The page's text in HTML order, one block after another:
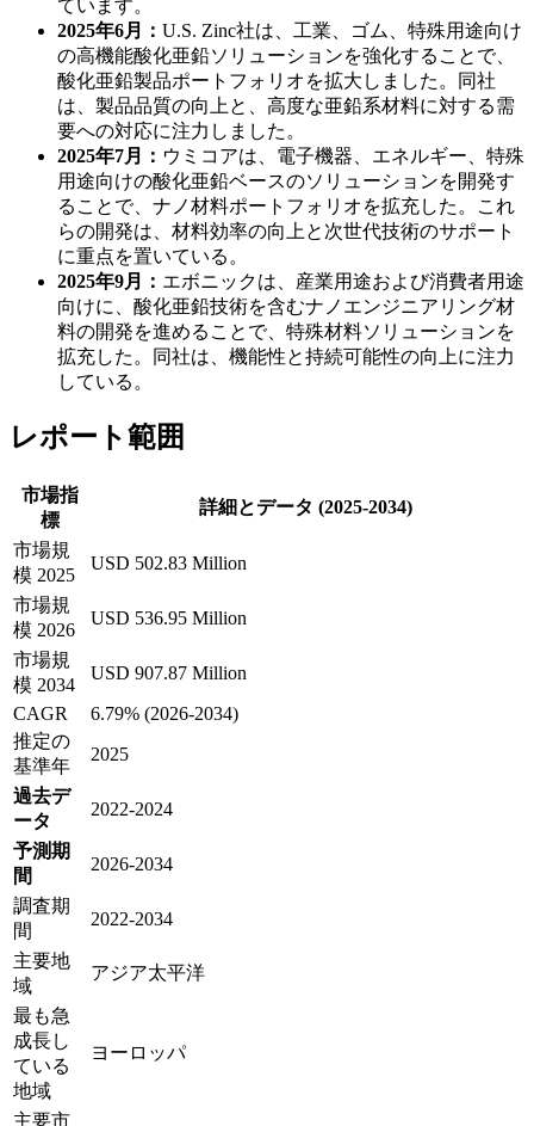
ています。
2025年6月： U.S. Zinc社は、工業、ゴム、特殊用途向け
の高機能酸化亜鉛ソリューションを強化することで、
酸化亜鉛製品ポートフォリオを拡大しました。同社
は、製品品質の向上と、高度な亜鉛系材料に対する需
要への対応に注力しました。
2025年7月： ウミコアは、電子機器、エネルギー、特殊
用途向けの酸化亜鉛ベースのソリューションを開発す
ることで、ナノ材料ポートフォリオを拡充した。これ
らの開発は、材料効率の向上と次世代技術のサポート
に重点を置いている。
2025年9月： エボニックは、産業用途および消費者用途
向けに、酸化亜鉛技術を含むナノエンジニアリング材
料の開発を進めることで、特殊材料ソリューションを
拡充した。同社は、機能性と持続可能性の向上に注力
している。
レポート範囲
市場指
標
詳細とデータ (2025-2034)
市場規
模 2025
USD 502.83 Million
市場規
模 2026
USD 536.95 Million
市場規
模 2034
USD 907.87 Million
CAGR
6.79% (2026-2034)
推定の
基準年
2025
過去デ
ータ
2022-2024
予測期
間
2026-2034
調査期
間
2022-2034
主要地
域
アジア太平洋
最も急
成長し
ている
地域
ヨーロッパ
主要市